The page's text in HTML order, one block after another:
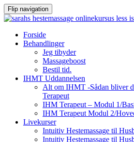
Flip navigation
VidereForside
Behandlinger
Jeg tibyder
Massageboost
Bestil tid.
IHMT Uddannelsen
Alt om IHMT -Sådan bliver
Terapeut
IHM Terapeut – Modul 1/
IHM Terapeut Modul 2/
Livekurser
Intuitiv Hestemassage til
Intuitiv Hestemassage til